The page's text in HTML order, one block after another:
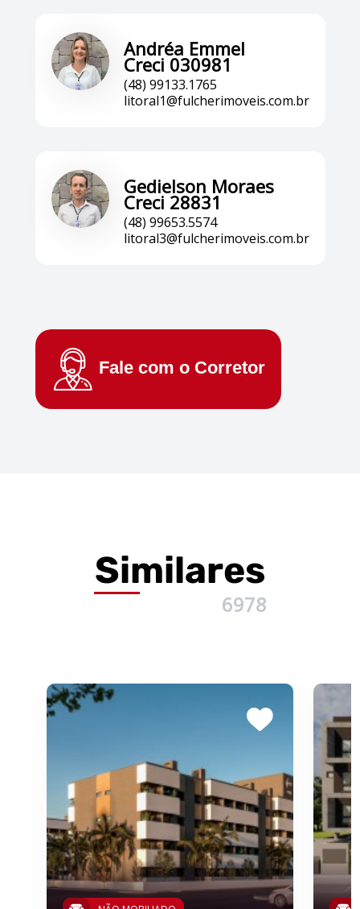
Andréa Emmel
Creci 030981
(48) 99133.1765
litoral1@fulcherimoveis.com.br
Gedielson Moraes
Creci 28831
(48) 99653.5574
litoral3@fulcherimoveis.com.br
Fale com o Corretor
Similares
6978